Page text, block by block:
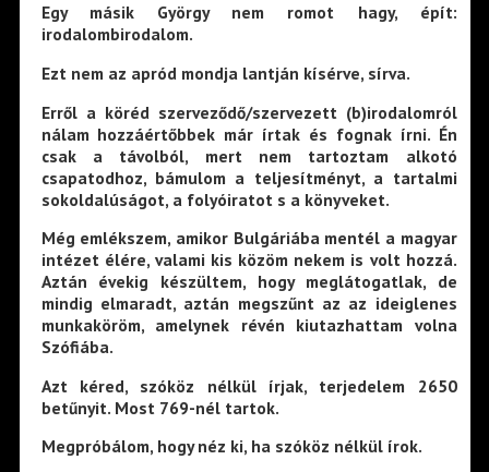
Egy másik György nem romot hagy, épít:
irodalombirodalom.
Ezt nem az apród mondja lantján kísérve, sírva.
Erről a köréd szerveződő/szervezett (b)irodalomról
nálam hozzáértőbbek már írtak és fognak írni. Én
csak a távolból, mert nem tartoztam alkotó
csapatodhoz, bámulom a teljesítményt, a tartalmi
sokoldalúságot, a folyóiratot s a könyveket.
Még emlékszem, amikor Bulgáriába mentél a magyar
intézet élére, valami kis közöm nekem is volt hozzá.
Aztán évekig készültem, hogy meglátogatlak, de
mindig elmaradt, aztán megszűnt az az ideiglenes
munkaköröm, amelynek révén kiutazhattam volna
Szófiába.
Azt kéred, szóköz nélkül írjak, terjedelem 2650
betűnyit. Most 769-nél tartok.
Megpróbálom, hogy néz ki, ha szóköz nélkül írok.